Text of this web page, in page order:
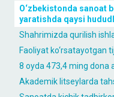
O‘zbekistonda sanoat
yaratishda qaysi
Shahrimizda qurilish
Faoliyat ko‘rsatayotgan
8 oyda 473,4 ming dona
Akademik litseylarda